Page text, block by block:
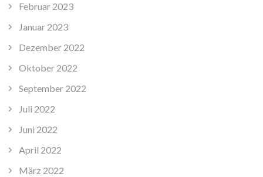
Februar 2023
Januar 2023
Dezember 2022
Oktober 2022
September 2022
Juli 2022
Juni 2022
April 2022
März 2022